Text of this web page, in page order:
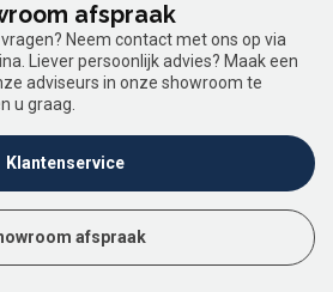
afspraak
Neem contact met ons op via
Liever persoonlijk advies? Maak een
adviseurs in onze showroom te
u graag.
Klantenservice
afspraak